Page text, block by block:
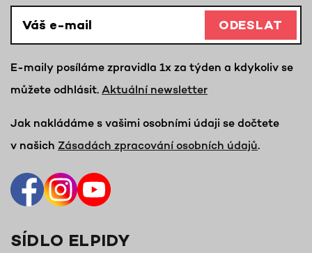
ODESLAT
E-maily posíláme zpravidla 1x za týden a kdykoliv se
můžete odhlásit. Aktuální newsletter
Jak nakládáme s vašimi osobními údaji se dočtete
v našich Zásadách zpracování osobních údajů.
SÍDLO ELPIDY